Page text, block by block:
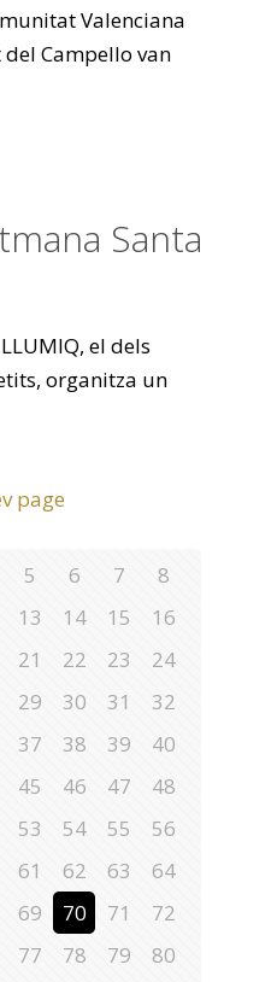
Valenciana
Campello van
Santa
el dels
organitza un
page
5 6 7
8
13 14 15
16
21 22 23
24
29 30 31
32
37 38 39
40
45 46 47
48
53 54 55
56
61 62 63
64
69 70 71
72
77 78 79
80